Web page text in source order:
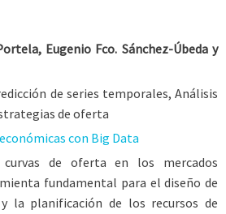
Eugenio Fco. Sánchez-Úbeda y
de series temporales, Análisis
de oferta
con Big Data
de oferta en los mercados
fundamental para el diseño de
la planificación de los recursos de